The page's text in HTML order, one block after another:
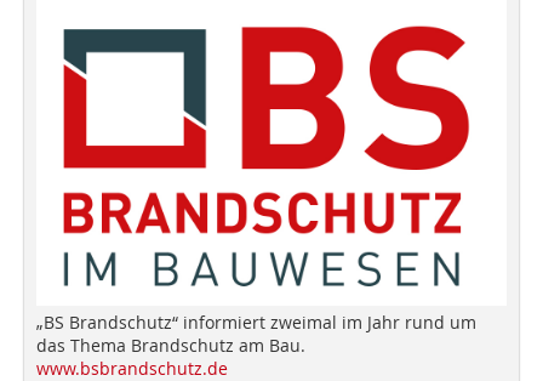
„BS Brandschutz“ informiert zweimal im Jahr rund um
das Thema Brandschutz am Bau.
www.bsbrandschutz.de